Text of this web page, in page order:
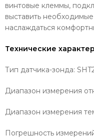
винтовые клеммы,
выставить
наслаждаться
Технические
Тип датчика-зонда:
Диапазон измерения
Диапазон измерения
Погрешность